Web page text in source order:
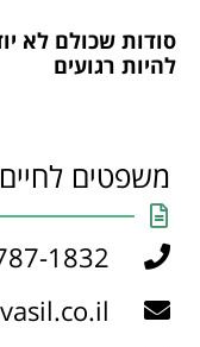
סודות שכולם לא
להיות רגועים
משפטים לחיים
1832